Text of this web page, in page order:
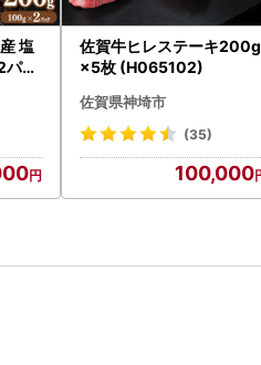
塩
ッ
鮮
寿
無
佐賀牛ヒレステーキ200g
×5枚 (H065102)
佐賀県神埼市
(35)
100,000